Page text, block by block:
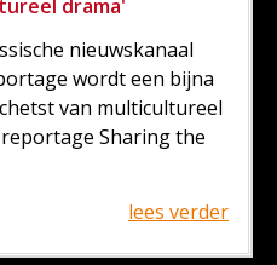
drama'
nieuwskanaal
wordt een bijna
van multicultureel
Sharing the
lees verder